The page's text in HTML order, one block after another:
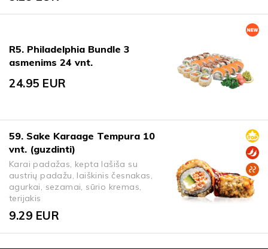
R5. Philadelphia Bundle 3
asmenims 24 vnt.
24.95 EUR
59. Sake Karaage Tempura 10
vnt. (guzdinti)
Karai padažas, kepta lašiša su
austrių padažu, laiškinis česnakas,
agurkai, sezamai, sūrio kremas,
terijakis
9.29 EUR